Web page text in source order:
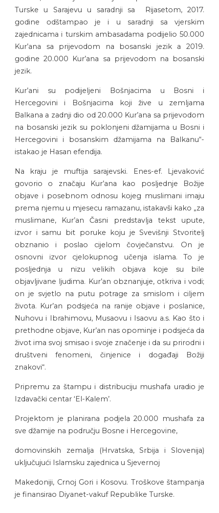
Turske u Sarajevu u saradnji sa Rijasetom, 2017.
godine odštampao je i u saradnji sa vjerskim
zajednicama i turskim ambasadama podijelio 50.000
Kur’ana sa prijevodom na bosanski jezik a 2019.
godine 20.000 Kur’ana sa prijevodom na bosanski
jezik.
Kur’ani su podijeljeni Bošnjacima u Bosni i
Hercegovini i Bošnjacima koji žive u zemljama
Balkana a zadnji dio od 20.000 Kur’ana sa prijevodom
na bosanski jezik su poklonjeni džamijama u Bosni i
Hercegovini i bosanskim džamijama na Balkanu“-
istakao je Hasan efendija.
Na kraju je muftija sarajevski. Enes-ef. Ljevaković
govorio o značaju Kur’ana kao posljednje Božije
objave i posebnom odnosu kojeg muslimani imaju
prema njemu u mjesecu ramazanu, istakavši kako „za
muslimane, Kur’an Časni predstavlja tekst upute,
izvor i samu bit poruke koju je Svevišnji Stvoritelj
obznanio i poslao cijelom čovječanstvu. On je
osnovni izvor cjelokupnog učenja islama. To je
posljednja u nizu velikih objava koje su bile
objavljivane ljudima. Kur’an obznanjuje, otkriva i vodi;
on je svjetlo na putu potrage za smislom i ciljem
života. Kur’an podsjeća na ranije objave i poslanice,
Nuhovu i Ibrahimovu, Musaovu i Isaovu a.s. Kao što i
prethodne objave, Kur’an nas opominje i podsjeća da
život ima svoj smisao i svoje značenje i da su prirodni i
društveni fenomeni, činjenice i događaji Božiji
znakovi“.
Pripremu za štampu i distribuciju mushafa uradio je
Izdavački centar ‘El-Kalem’.
Projektom je planirana podjela 20.000 mushafa za
sve džamije na području Bosne i Hercegovine,
domovinskih zemalja (Hrvatska, Srbija i Slovenija)
uključujući Islamsku zajednica u Sjevernoj
Makedoniji, Crnoj Gori i Kosovu. Troškove štampanja
je finansirao Diyanet-vakuf Republike Turske.